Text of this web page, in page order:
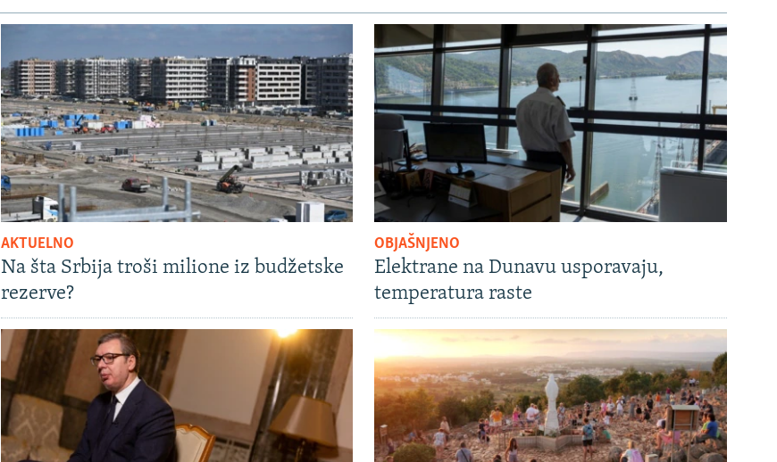
AKTUELNO
Na šta Srbija troši milione iz budžetske
rezerve?
OBJAŠNJENO
Elektrane na Dunavu usporavaju,
temperatura raste